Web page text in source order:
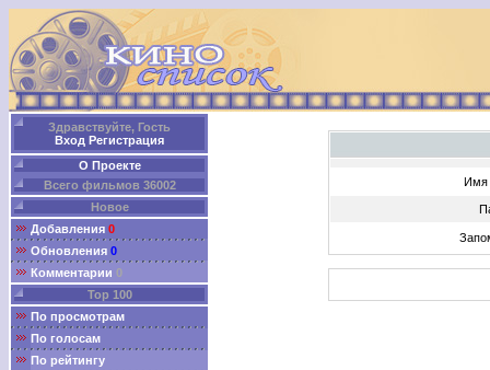
Здравствуйте, Гость
Вход Регистрация
О Проекте
Всего фильмов 36002
Новое
Добавления 0
Обновления 0
Комментарии 0
Top 100
По просмотрам
По голосам
По рейтингу
Имя